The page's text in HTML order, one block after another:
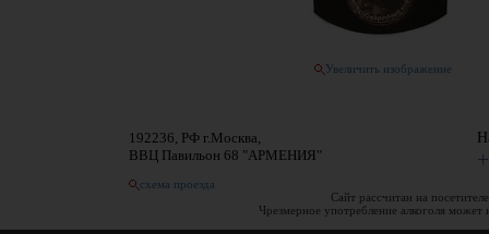
Увеличить изображение
192236, РФ г.Москва,
ВВЦ Павильон 68 "АРМЕНИЯ"
схема проезда
Сайт рассчитан на
Чрезмерное употребление алкоголя